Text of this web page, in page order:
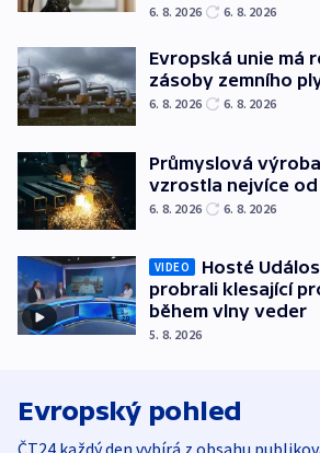
6. 8. 2026 6. 8. 2026
Evropská unie má
zásoby zemního
6. 8. 2026 6. 8. 2026
Průmyslová
vzrostla nejvíce
6. 8. 2026 6. 8. 2026
VIDEO
Hosté
probrali klesající
během vlny veder
5. 8. 2026
Evropský pohled